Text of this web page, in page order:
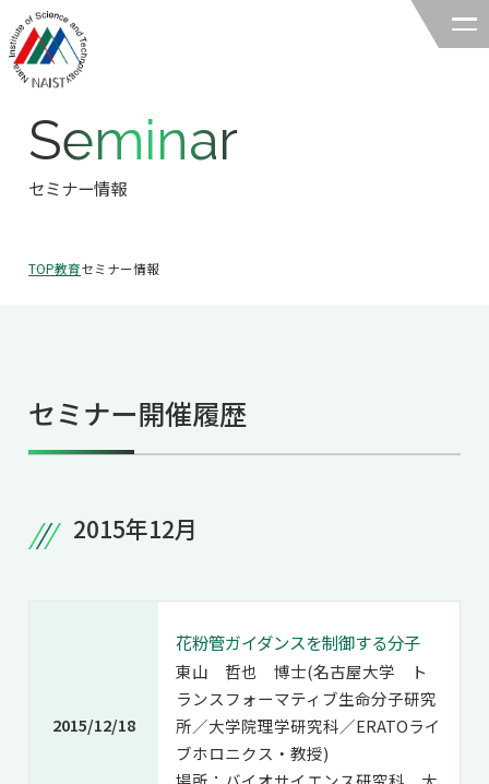
奈良先端科学技術大学院大学
研究室一覧
教員一覧
研究成果
教育TOP
セミナー情報
国際バイオゼミナール
サマーキャンプ
海外ラボインターンシップ
国際学生ワークショップ
キャリア
就職実績
入試情報TOP
研究＆授業
イベント
生活
保護者の方へ
アクセス
お問い
領域棟
学内限定 ENGLISH
受験生の方へ
在学生の方へ
教職員の方へ
地域・一般の方へ
Seminar
セミナー情報
TOP教育セミナー情報
セミナー開催履歴
2015年12月
2015/12/18
花粉管ガイダンスを制御する分子
東山 哲也 博士(名古屋大学 ト
ランスフォーマティブ生命分子研究
所／大学院理学研究科／ERATOライ
ブホロニクス・教授)